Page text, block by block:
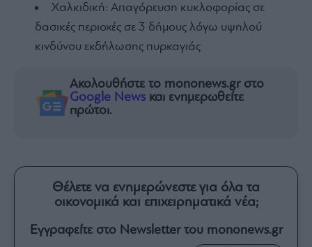
Χαλκιδική: Απαγόρευση κυκλοφορίας σε
δασικές περιοχές σε 3 δήμους λόγω υψηλού
κινδύνου εκδήλωσης πυρκαγιάς
Ακολουθήστε το mononews.gr στο
Google News και ενημερωθείτε
πρώτοι.
Θέλετε να ενημερώνεστε για όλα τα
οικονομικά και επιχειρηματικά νέα;
Εγγραφείτε στο Newsletter του mononews.gr